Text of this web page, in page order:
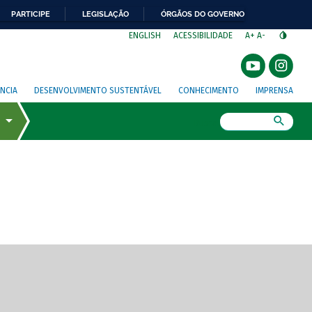
PARTICIPE LEGISLAÇÃO ÓRGÃOS DO GOVERNO
ENGLISH ACESSIBILIDADE A+ A-
DESENVOLVIMENTO SUSTENTÁVEL CONHECIMENTO IMPRENSA
de tela